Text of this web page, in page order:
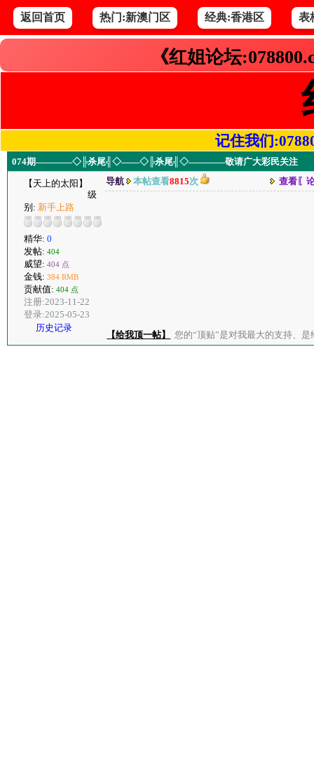
返回首页 热门:新澳门区 经典:香港区 表
《红姐论坛
记住我们
074期————◇╠杀尾╣◇——◇╠杀尾╣◇————敬请广大彩民关注
【天上的太阳】
级
别: 新手上路
精华: 0
发帖: 404
威望: 404 点
金钱: 384 RMB
贡献值: 404 点
注册:2023-11-22
登录:2025-05-23
历史记录
导航 本帖查看8815次 查看〖
【给我顶一帖】 您的“顶贴”是对我最大的支持、